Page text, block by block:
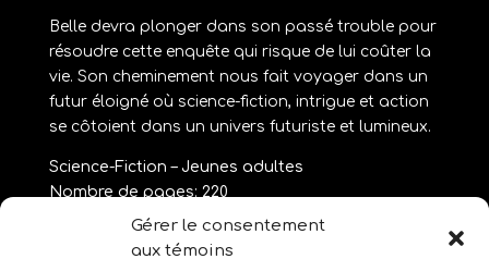
Gérer le consentement
aux témoins
Belle devra plonger dans son passé trouble pour
résoudre cette enquête qui risque de lui coûter la
vie. Son cheminement nous fait voyager dans un
futur éloigné où science-fiction, intrigue et action
se côtoient dans un univers futuriste et lumineux.
Science-Fiction – Jeunes adultes
Nombre de pages: 220
Format: 12.98 x 19.98 cm
Disponible sur commande spéciale par courriel :